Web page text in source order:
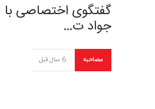
گفتگوی اختصاصی با
جواد ت…
مصاحبه 6 سال قبل